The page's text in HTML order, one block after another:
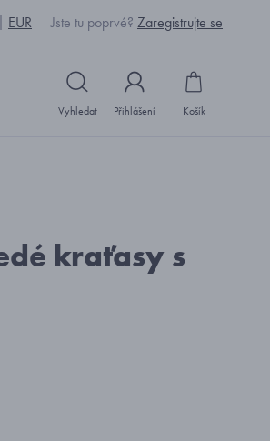
EUR Jste tu poprvé? Zaregistrujte se
Vyhledat Přihlášení Košík
kraťasy s